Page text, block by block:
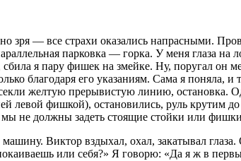
— все страхи оказались напрасными.
парковка — горка. У меня глаза на
я пару фишек на змейке. Ну, поругал он
благодаря его указаниям. Сама я поняла, и
желтую прерывистую линию, остановка.
левой фишкой), остановились, руль крутим
не должны задеть стоящие стойки или
Виктор вздыхал, охал, закатывал
или себя?» Я говорю: «Да я ж в